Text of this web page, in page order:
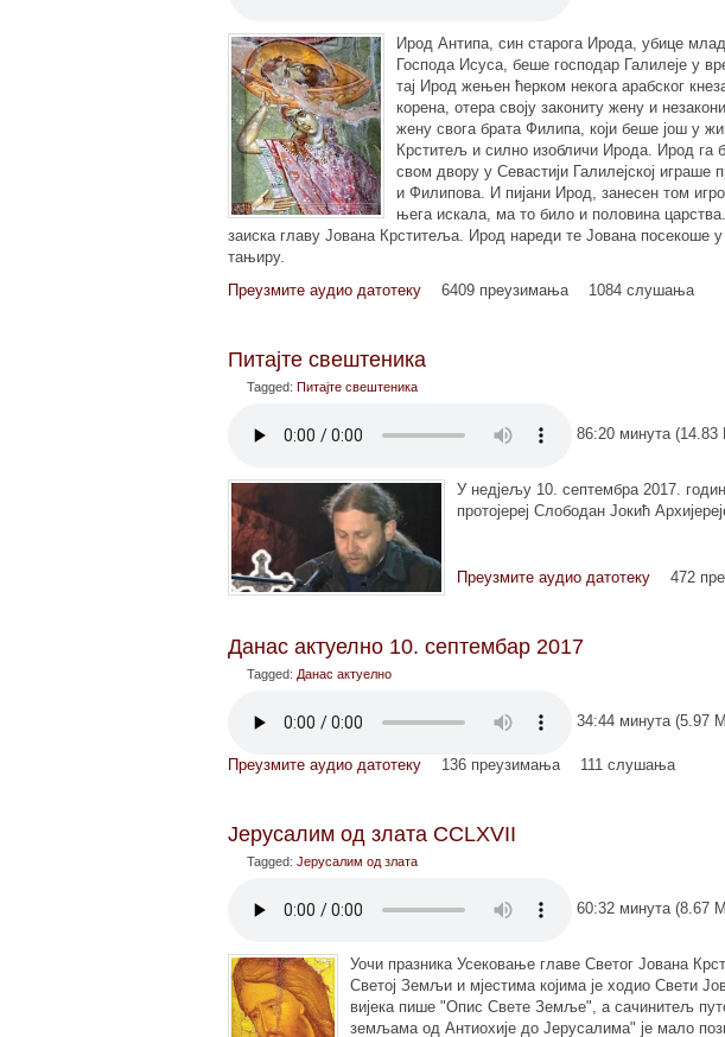
Ирод Антипа, син старога Ирода, убице
Господа Исуса, беше господар Галилеје у
тај Ирод жењен ћерком некога арабског
корена, отера своју закониту жену и
жену свога брата Филипа, који беше још у
Крститељ и силно изобличи Ирода. Ирод га
свом двору у Севастији Галилејској
и Филипова. И пијани Ирод, занесен том
њега искала, ма то било и половина
заиска главу Јована Крститеља. Ирод нареди те Јована посекоше
тањиру.
Преузмите аудио датотеку
6409 преузимања 1084 слушања
Питајте свештеника
Tagged: Питајте свештеника
86:20 минута
У недјељу 10. септембра 2017.
протојереј Слободан Јокић
Преузмите аудио датотеку 472
Данас актуелно 10. септембар 2017
Tagged: Данас актуелно
34:44 минута (5.97
Преузмите аудио датотеку 136 преузимања 111 слушања
Јерусалим од злата CCLXVII
Tagged: Јерусалим од злата
60:32 минута (8.67
Уочи празника Усековање главе Светог Јована
Светој Земљи и мјестима којима је ходио Свети
вијека пише "Опис Свете Земље", а сачинитељ
земљама од Антиохије до Јерусалима" је мало